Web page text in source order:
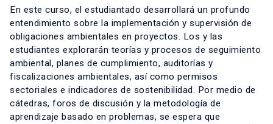
En este curso, el estudiantado desarrollará un profundo
entendimiento sobre la implementación y supervisión de
obligaciones ambientales en proyectos. Los y las
estudiantes explorarán teorías y procesos de seguimiento
ambiental, planes de cumplimiento, auditorías y
fiscalizaciones ambientales, así como permisos
sectoriales e indicadores de sostenibilidad. Por medio de
cátedras, foros de discusión y la metodología de
aprendizaje basado en problemas, se espera que